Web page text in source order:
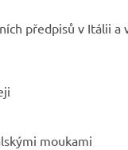
předpisů v Itálii a
moukami